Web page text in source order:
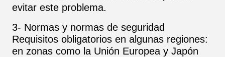
evitar este problema.
3- Normas y normas de seguridad
Requisitos obligatorios en algunas regiones:
en zonas como la Unión Europea y Japón